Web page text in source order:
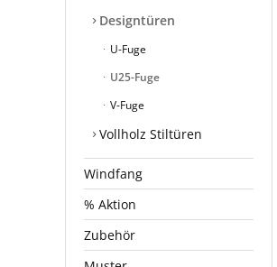
Designtüren
U-Fuge
U25-Fuge
V-Fuge
Vollholz Stiltüren
Windfang
% Aktion
Zubehör